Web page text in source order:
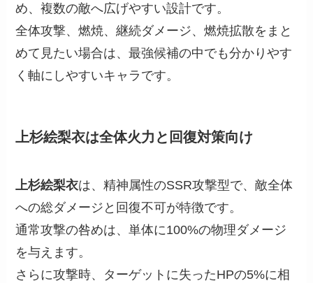
め、複数の敵へ広げやすい設計です。
全体攻撃、燃焼、継続ダメージ、燃焼拡散をまと
めて見たい場合は、最強候補の中でも分かりやす
く軸にしやすいキャラです。
上杉絵梨衣は全体火力と回復対策向け
上杉絵梨衣は、精神属性のSSR攻撃型で、敵全体
への総ダメージと回復不可が特徴です。
通常攻撃の咎めは、単体に100%の物理ダメージ
を与えます。
さらに攻撃時、ターゲットに失ったHPの5%に相